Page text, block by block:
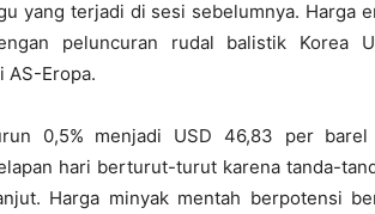
yang terjadi di sesi sebelumnya. Harga
peluncuran rudal balistik Korea
AS-Eropa.
0,5% menjadi USD 46,83 per
hari berturut-turut karena tanda-
Harga minyak mentah berpotensi